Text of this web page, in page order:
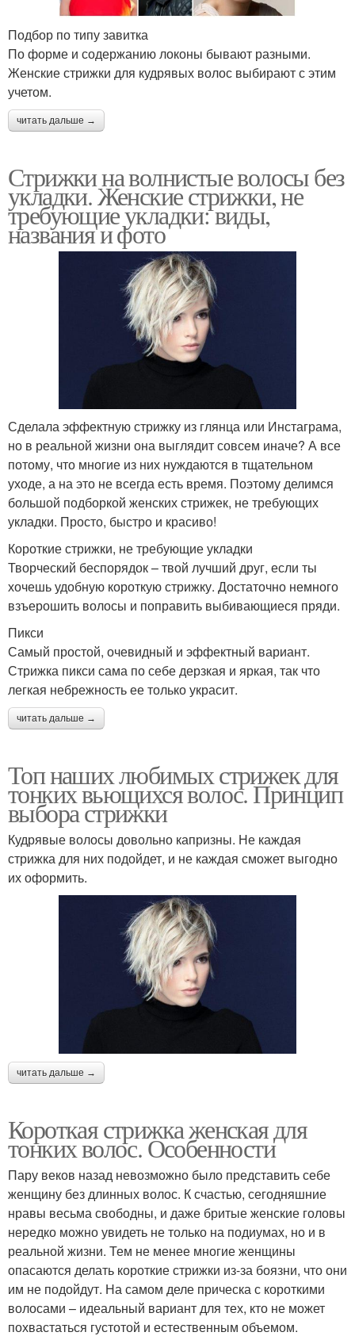
Подбор по типу завитка
По форме и содержанию локоны бывают разными.
Женские стрижки для кудрявых волос выбирают с этим
учетом.
читать дальше →
Стрижки на волнистые волосы без
укладки. Женские стрижки, не
требующие укладки: виды,
названия и фото
Сделала эффектную стрижку из глянца или Инстаграма,
но в реальной жизни она выглядит совсем иначе? А все
потому, что многие из них нуждаются в тщательном
уходе, а на это не всегда есть время. Поэтому делимся
большой подборкой женских стрижек, не требующих
укладки. Просто, быстро и красиво!
Короткие стрижки, не требующие укладки
Творческий беспорядок – твой лучший друг, если ты
хочешь удобную короткую стрижку. Достаточно немного
взъерошить волосы и поправить выбивающиеся пряди.
Пикси
Самый простой, очевидный и эффектный вариант.
Стрижка пикси сама по себе дерзкая и яркая, так что
легкая небрежность ее только украсит.
читать дальше →
Топ наших любимых стрижек для
тонких вьющихся волос. Принцип
выбора стрижки
Кудрявые волосы довольно капризны. Не каждая
стрижка для них подойдет, и не каждая сможет выгодно
их оформить.
читать дальше →
Короткая стрижка женская для
тонких волос. Особенности
Пару веков назад невозможно было представить себе
женщину без длинных волос. К счастью, сегодняшние
нравы весьма свободны, и даже бритые женские головы
нередко можно увидеть не только на подиумах, но и в
реальной жизни. Тем не менее многие женщины
опасаются делать короткие стрижки из-за боязни, что они
им не подойдут. На самом деле прическа с короткими
волосами – идеальный вариант для тех, кто не может
похвастаться густотой и естественным объемом.